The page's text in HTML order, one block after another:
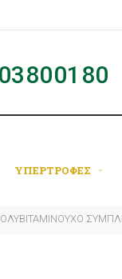
ΥΠΕΡΤΡΟΦΕΣ
(ΠΟΛΥΒΙΤΑΜΙΝΟΥΧΟ